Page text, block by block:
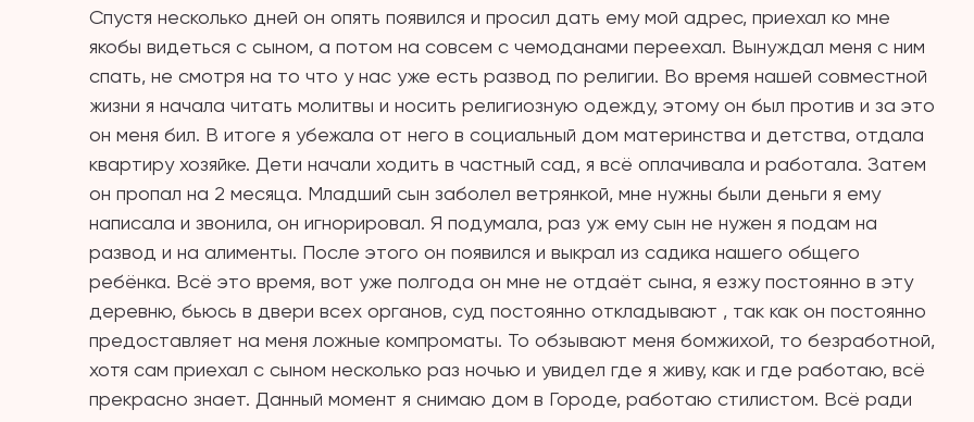
Спустя несколько дней он опять появился и просил дать ему мой адрес, приехал ко мне
якобы видеться с сыном, а потом на совсем с чемоданами переехал. Вынуждал меня с ним
спать, не смотря на то что у нас уже есть развод по религии. Во время нашей совместной
жизни я начала читать молитвы и носить религиозную одежду, этому он был против и за это
он меня бил. В итоге я убежала от него в социальный дом материнства и детства, отдала
квартиру хозяйке. Дети начали ходить в частный сад, я всё оплачивала и работала. Затем
он пропал на 2 месяца. Младший сын заболел ветрянкой, мне нужны были деньги я ему
написала и звонила, он игнорировал. Я подумала, раз уж ему сын не нужен я подам на
развод и на алименты. После этого он появился и выкрал из садика нашего общего
ребёнка. Всё это время, вот уже полгода он мне не отдаёт сына, я езжу постоянно в эту
деревню, бьюсь в двери всех органов, суд постоянно откладывают , так как он постоянно
предоставляет на меня ложные компроматы. То обзывают меня бомжихой, то безработной,
хотя сам приехал с сыном несколько раз ночью и увидел где я живу, как и где работаю, всё
прекрасно знает. Данный момент я снимаю дом в Городе, работаю стилистом. Всё ради